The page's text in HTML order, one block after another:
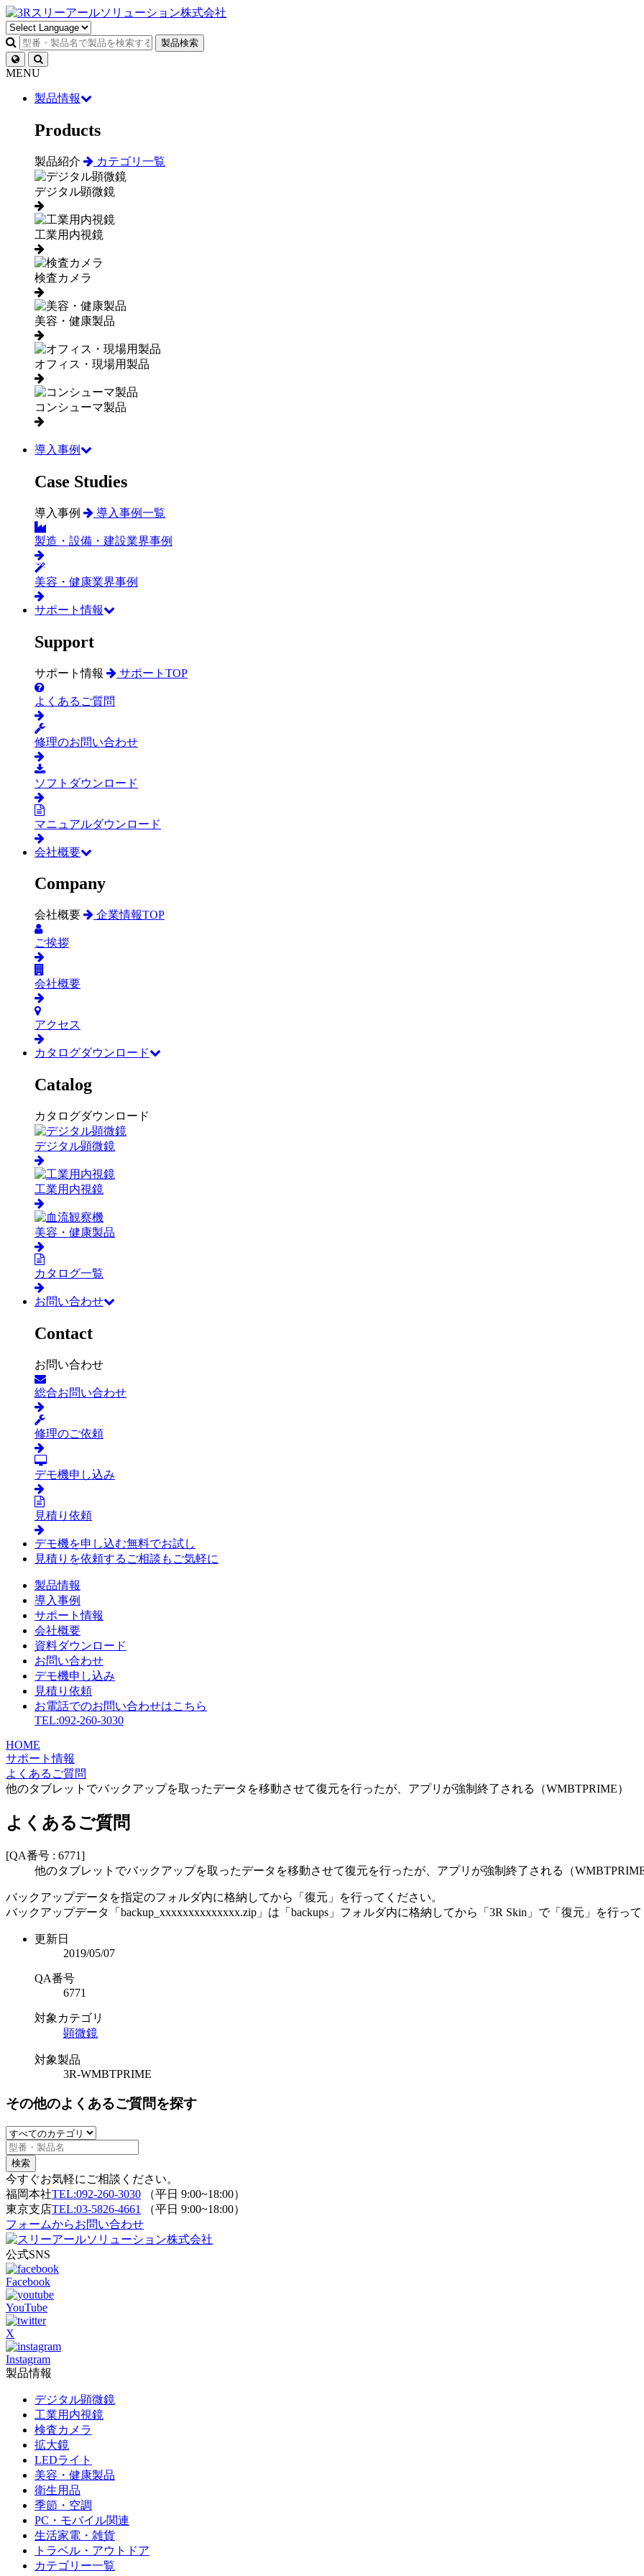
製品検索
MENU
製品情報
Products
製品紹介 カテゴリ一覧
デジタル顕微鏡
工業用内視鏡
検査カメラ
美容・健康製品
オフィス・現場用製品
コンシューマ製品
導入事例
Case Studies
導入事例 導入事例一覧
製造・設備・建設業界事例
美容・健康業界事例
サポート情報
Support
サポート情報 サポートTOP
よくあるご質問
修理のお問い合わせ
ソフトダウンロード
マニュアルダウンロード
会社概要
Company
会社概要 企業情報TOP
ご挨拶
会社概要
アクセス
カタログダウンロード
Catalog
カタログダウンロード
デジタル顕微鏡
工業用内視鏡
美容・健康製品
カタログ一覧
お問い合わせ
Contact
お問い合わせ
総合お問い合わせ
修理のご依頼
デモ機申し込み
見積り依頼
デモ機を申し込む無料でお試し
見積りを依頼する ご相談もご気軽に
製品情報
導入事例
サポート情報
会社概要
資料ダウンロード
お問い合わせ
デモ機申し込み
見積り依頼
お電話でのお問い合わせはこちら
TEL:092-260-3030
HOME
サポート情報
よくあるご質問
他のタブレットでバックアップを取ったデータを移動させて復元を行ったが、アプリが強制終了される（WMBTPRIME）
よくあるご質問
[QA番号 : 6771]
他のタブレットでバックアップを取ったデータを移動させて復元を行ったが、アプリが強制終了される（WMBTPRIME
バックアップデータを指定のフォルダ内に格納してから「復元」を行ってください。
バックアップデータ「backup_xxxxxxxxxxxxxx.zip」は「backups」フォルダ内に格納してから「3R Skin」で「復元」を行って
更新日
2019/05/07
QA番号
6771
対象カテゴリ
顕微鏡
対象製品
3R-WMBTPRIME
その他のよくあるご質問を探す
今すぐお気軽にご相談ください。
福岡本社TEL:092-260-3030 （平日 9:00~18:00）
東京支店TEL:03-5826-4661
（平日 9:00~18:00）
フォームからお問い合わせ
公式SNS
Facebook
YouTube
X
Instagram
製品情報
デジタル顕微鏡
工業用内視鏡
検査カメラ
拡大鏡
LEDライト
美容・健康製品
衛生用品
季節・空調
PC・モバイル関連
生活家電・雑貨
トラベル・アウトドア
カテゴリー一覧